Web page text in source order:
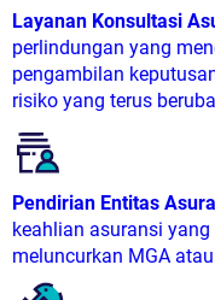
Layanan Konsultasi
perlindungan yang
pengambilan
risiko yang terus
Pendirian Entitas
keahlian asuransi
meluncurkan MGA